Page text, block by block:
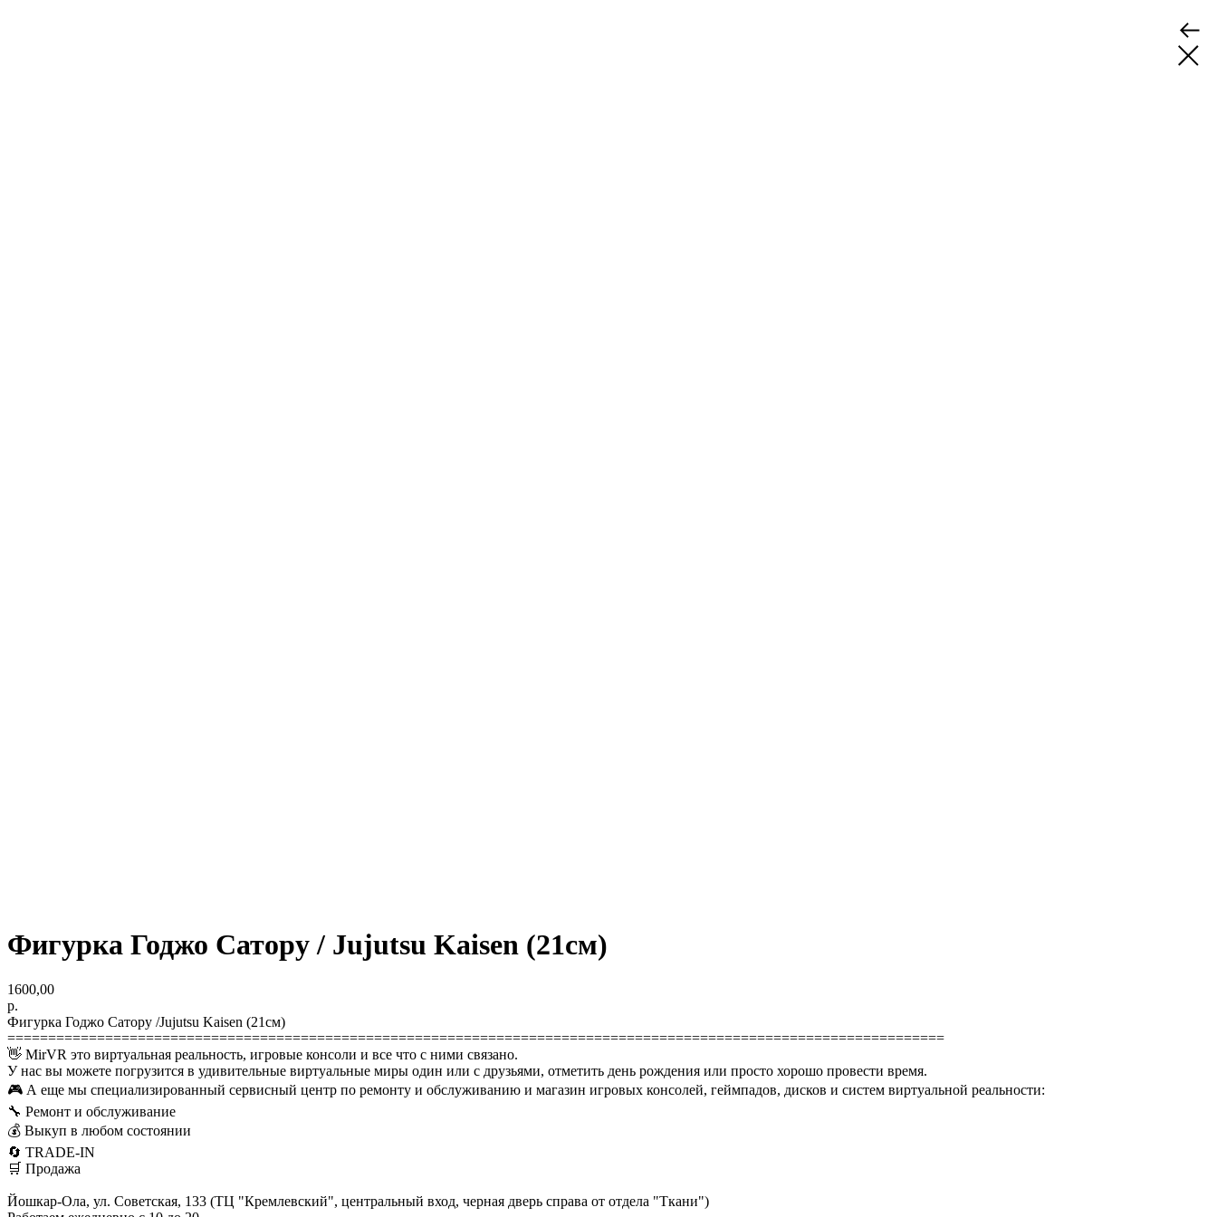
Фигурка Годжо Сатору / Jujutsu Kaisen (21см)
1600,00
р.
Фигурка Годжо Сатору /Jujutsu Kaisen (21см)
===================================================================================================================
👋 MirVR это виртуальная реальность, игровые консоли и все что с ними связано.
У нас вы можете погрузится в удивительные виртуальные миры один или с друзьями, отметить день рождения или просто хорошо провести время.
🎮 А еще мы специализированный сервисный центр по ремонту и обслуживанию и магазин игровых консолей, геймпадов, дисков и систем виртуальной реальности:
🔧 Ремонт и обслуживание
💰 Выкуп в любом состоянии
🔄 TRADE-IN
🛒 Продажа
Йошкар-Ола, ул. Советская, 133 (ТЦ "Кремлевский", центральный вход, черная дверь справа от отдела "Ткани")